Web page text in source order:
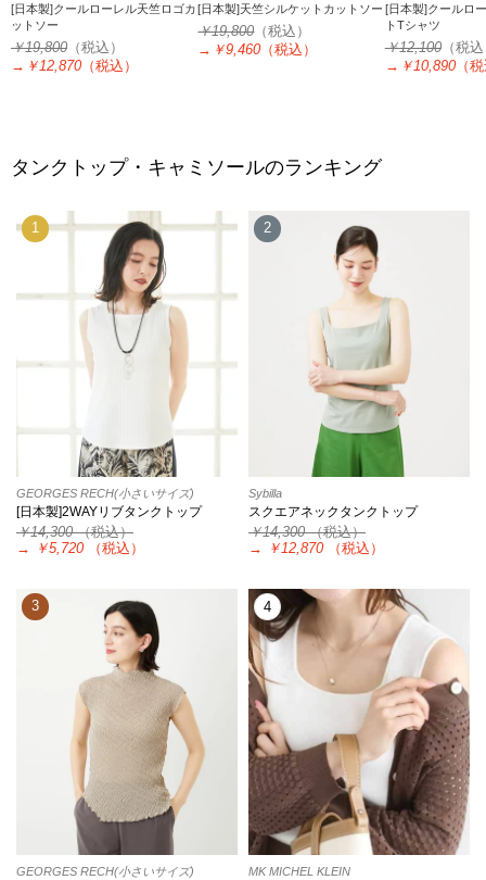
[日本製]クールローレル天竺ロゴカ
ットソー
￥19,800 （税込）
→ ￥12,870 （税込）
[日本製]天竺シルケットカットソー
￥19,800（税込）
→ ￥9,460 （税込）
[日本製]クールロ
トTシャツ
￥12,100（税
→ ￥10,890（
タンクトップ・キャミソールのランキング
1
GEORGES RECH(小さいサイズ)
[日本製]2WAYリブタンクトップ
￥14,300（税込）
→
￥5,720 （税込）
2
Sybilla
スクエアネックタンクトップ
￥14,300（税込）
→
￥12,870 （税込）
3
GEORGES RECH(小さいサイズ)
4
MK MICHEL KLEIN